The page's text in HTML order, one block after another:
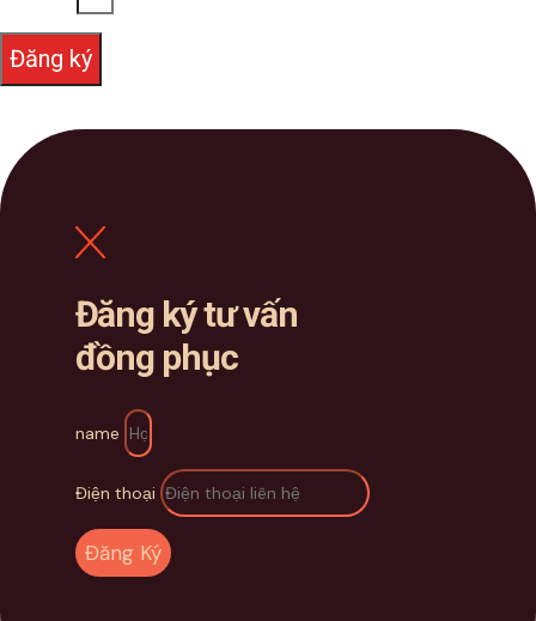
Đăng ký
Đăng ký tư vấn
đồng phục
name
Điện thoại
Đăng Ký